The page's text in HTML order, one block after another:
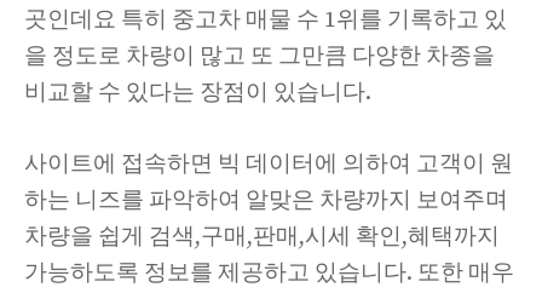
곳인데요 특히 중고차 매물 수 1위를 기록하고 있
을 정도로 차량이 많고 또 그만큼 다양한 차종을
비교할 수 있다는 장점이 있습니다.
사이트에 접속하면 빅 데이터에 의하여 고객이 원
하는 니즈를 파악하여 알맞은 차량까지 보여주며
차량을 쉽게 검색,구매,판매,시세 확인,혜택까지
가능하도록 정보를 제공하고 있습니다. 또한 매우